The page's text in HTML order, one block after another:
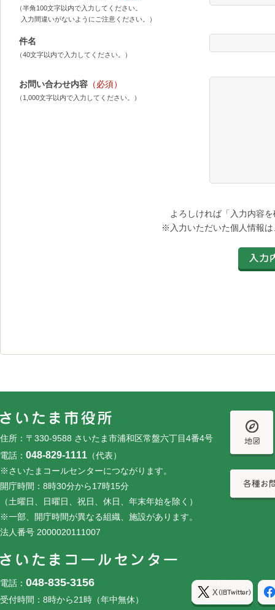
（半角100文字以内で入力してください。
入力間違いがないようにご注意ください。）
件名
（40文字以内で入力してください。）
お問い合わせ内容 （必須）
（1,000文字以内で入力してください。）
よろしければ「入力内容
※入力いただいた個人情報
住所：〒330-9588 さいたま市浦和区常盤六丁目4番4号
電話： 048-829-1111 （代表）
※さいたまコールセンターにつながります。
開庁時間：8時30分から17時15分
（土曜日、日曜日、祝日、休日、年末年始を除く）
※一部、開庁時間が異なる組織、施設があります。
法人番号 2000020111007
電話： 048-835-3156
受付時間：8時から21時（年中無休）